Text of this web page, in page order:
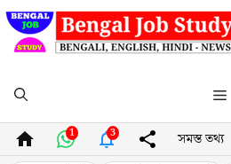
Skip
to
content
1 3 সমস্ত তথ্য